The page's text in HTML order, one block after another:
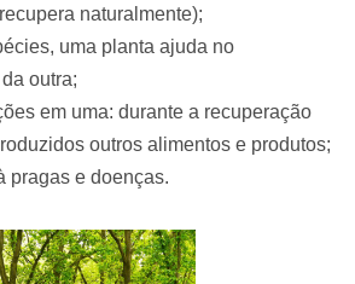
naturalmente);
uma planta ajuda no
outra;
em uma: durante a recuperação
outros alimentos e produtos;
pragas e doenças.